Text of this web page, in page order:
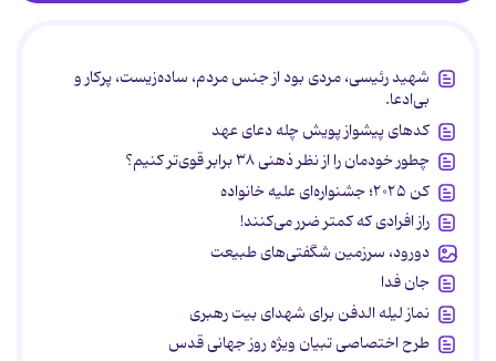
شهید رئیسی، مردی بود از جنس مردم، ساده‌زیست، پرکار و
بی‌ادعا.
کدهای پیشواز پویش چله دعای عهد
چطور خودمان را از نظر ذهنی ۳۸ برابر قوی‌تر کنیم؟
کن ۲۰۲۵؛ جشنواره‌ای علیه خانواده
راز افرادی که کمتر ضرر می‌کنند!
دورود، سرزمین شگفتی‌های طبیعت
جان فدا
نماز لیله الدفن برای شهدای بیت رهبری
طرح اختصاصی تبیان ویژه روز جهانی قدس